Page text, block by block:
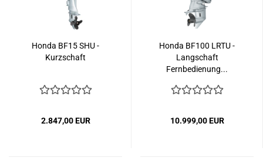
Honda BF15 SHU -
Kurzschaft
2.847,00 EUR
Honda BF100 LRTU -
Langschaft
Fernbedienung...
10.999,00 EUR